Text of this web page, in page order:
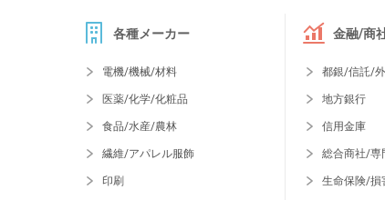
各種メーカー
電機/機械/材料
医薬/化学/化粧品
食品/水産/農林
繊維/アパレル服飾
印刷
金融/商
都銀/信託/
地方銀行
信用金庫
総合商社/専
生命保険/損